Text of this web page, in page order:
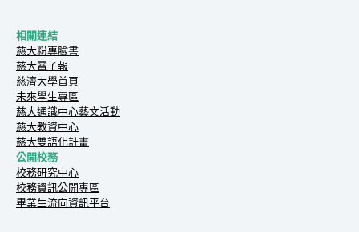
相關連結
慈大粉專臉書
慈大電子報
慈濟大學首頁
未來學生專區
慈大通識中心藝文活動
慈大教資中心
慈大雙語化計畫
公開校務
校務研究中心
校務資訊公開專區
畢業生流向資訊平台